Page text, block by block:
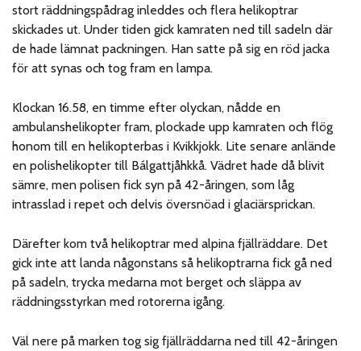
stort räddningspådrag inleddes och flera helikoptrar
skickades ut. Under tiden gick kamraten ned till sadeln där
de hade lämnat packningen. Han satte på sig en röd jacka
för att synas och tog fram en lampa.
Klockan 16.58, en timme efter olyckan, nådde en
ambulanshelikopter fram, plockade upp kamraten och flög
honom till en helikopterbas i Kvikkjokk. Lite senare anlände
en polishelikopter till Bálgattjåhkkå. Vädret hade då blivit
sämre, men polisen fick syn på 42-åringen, som låg
intrasslad i repet och delvis översnöad i glaciärsprickan.
Därefter kom två helikoptrar med alpina fjällräddare. Det
gick inte att landa någonstans så helikoptrarna fick gå ned
på sadeln, trycka medarna mot berget och släppa av
räddningsstyrkan med rotorerna igång.
Väl nere på marken tog sig fjällräddarna ned till 42-åringen